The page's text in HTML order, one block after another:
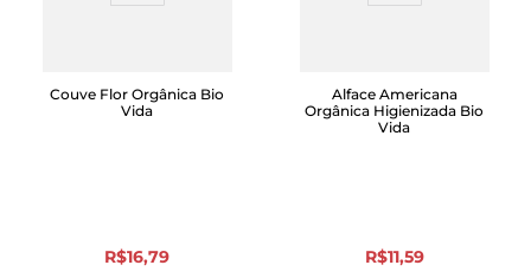
Couve Flor Orgânica Bio
Vida
R$16,79
Alface Americana
Orgânica Higienizada Bio
Vida
R$11,59